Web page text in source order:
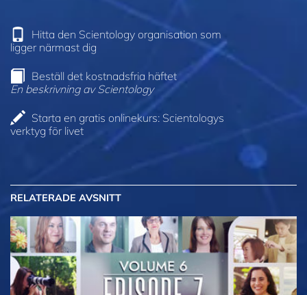
Hitta den Scientology organisation som
ligger närmast dig
Beställ det kostnadsfria häftet
En beskrivning av Scientology
Starta en gratis onlinekurs: Scientologys
verktyg för livet
RELATERADE AVSNITT